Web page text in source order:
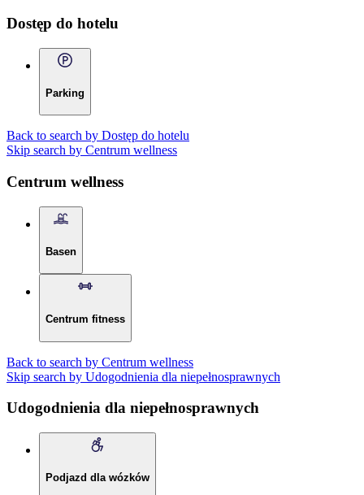
Dostęp do hotelu
Parking
Back to search by Dostęp do hotelu
Skip search by Centrum wellness
Centrum wellness
Basen
Centrum fitness
Back to search by Centrum wellness
Skip search by Udogodnienia dla niepełnosprawnych
Udogodnienia dla niepełnosprawnych
Podjazd dla wózków